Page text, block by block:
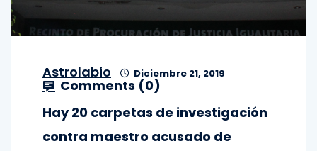
Astrolabio Diciembre 21, 2019
Comments (0)
Hay 20 carpetas de investigación
contra maestro acusado de